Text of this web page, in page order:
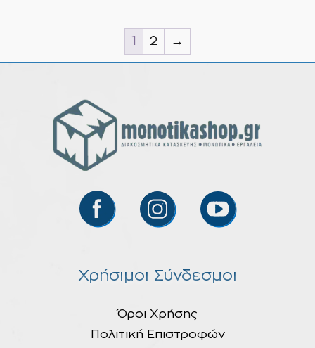
1 2 →
Χρήσιμοι Σύνδεσμοι
Όροι Χρήσης
Πολιτική Επιστροφών